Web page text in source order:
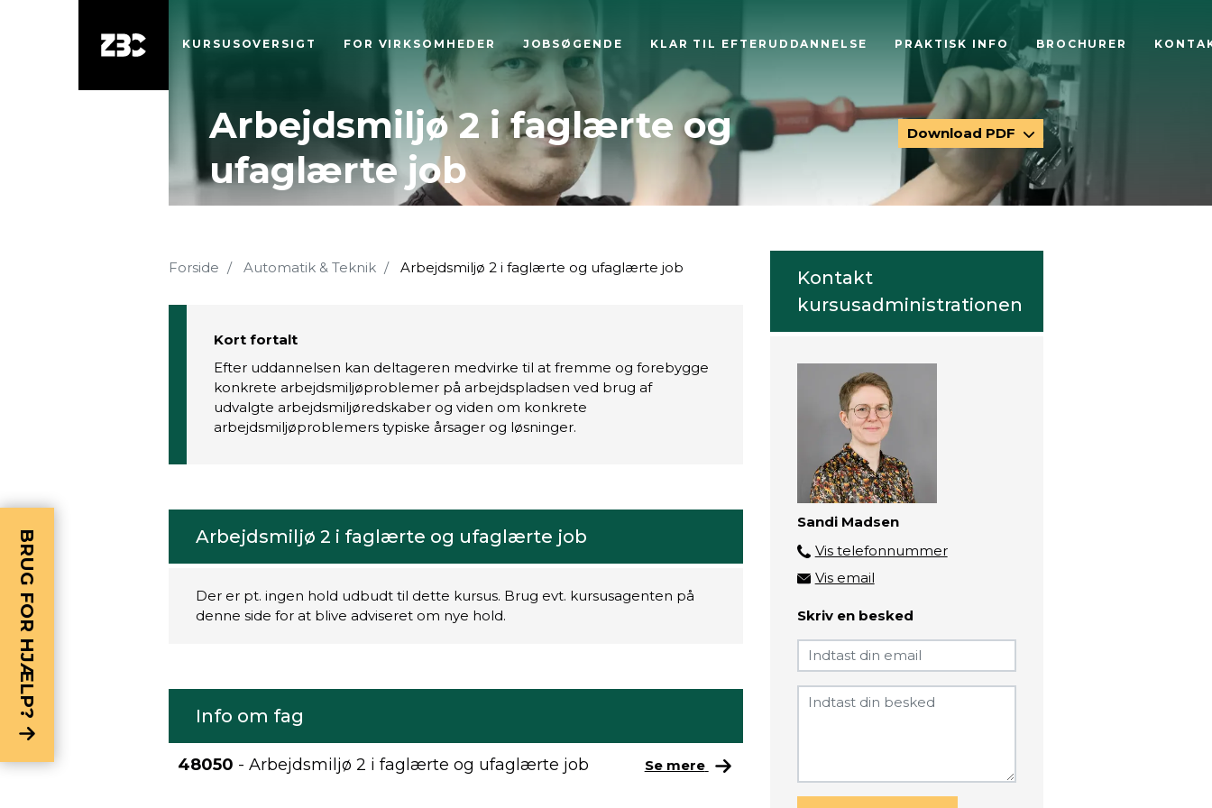
KURSUSOVERSIGT FOR VIRKSOMHEDER JOBSØGENDE KLAR TIL EFTERUDDANNELSE PRAKTISK INFO BROCHURER
Arbejdsmiljø 2 i faglærte og
ufaglærte job
Download PDF
Forside Automatik & Teknik Arbejdsmiljø 2 i faglærte og ufaglærte job
Kort fortalt
Efter uddannelsen kan deltageren medvirke til at fremme og forebygge
konkrete arbejdsmiljøproblemer på arbejdspladsen ved brug af
udvalgte arbejdsmiljøredskaber og viden om konkrete
arbejdsmiljøproblemers typiske årsager og løsninger.
Arbejdsmiljø 2 i faglærte og ufaglærte job
Der er pt. ingen hold udbudt til dette kursus. Brug evt. kursusagenten på
denne side for at blive adviseret om nye hold.
Info om fag
48050 - Arbejdsmiljø 2 i faglærte og ufaglærte job Se mere
Kontakt
kursusadministrationen
Sandi Madsen
Vis telefonnummer
41721364
Vis email
sanm@zbc.dk
Skriv en besked
BRUG FOR HJÆLP?